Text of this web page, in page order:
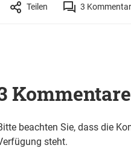
Teilen 3
Kommentare
beachten Sie, dass die
steht.